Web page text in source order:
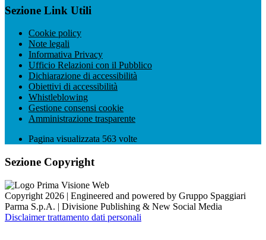
Sezione Link Utili
Cookie policy
Note legali
Informativa Privacy
Ufficio Relazioni con il Pubblico
Dichiarazione di accessibilità
Obiettivi di accessibilità
Whistleblowing
Gestione consensi cookie
Amministrazione trasparente
Pagina visualizzata 563 volte
Sezione Copyright
Copyright 2026 | Engineered and powered by Gruppo Spaggiari
Parma S.p.A. | Divisione Publishing & New Social Media
Disclaimer trattamento dati personali